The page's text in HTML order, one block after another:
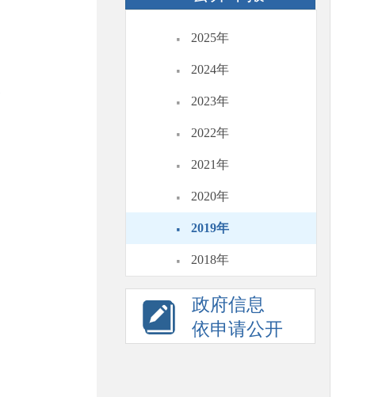
· 2025年
· 2024年
· 2023年
· 2022年
· 2021年
· 2020年
· 2019年
· 2018年
政府信息
依申请公开